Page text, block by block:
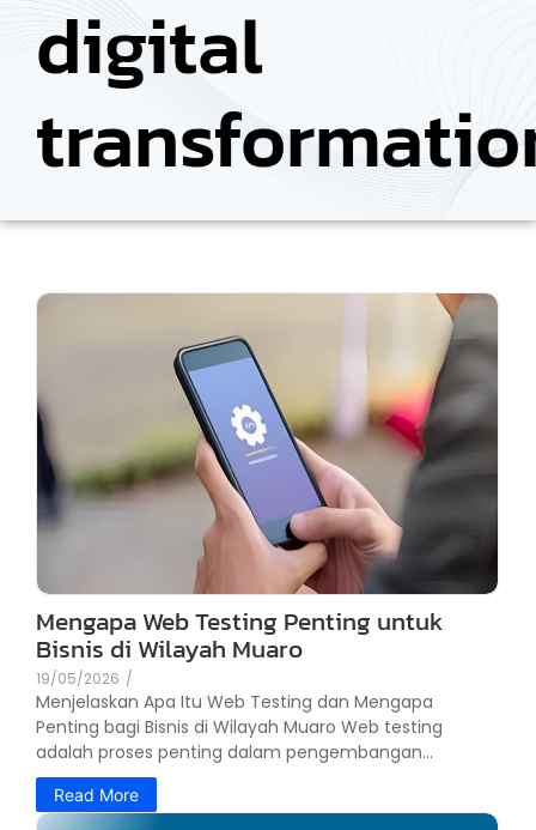
digital
Mengapa Web Testing Penting untuk
Bisnis di Wilayah Muaro
19/05/2026 /
Menjelaskan Apa Itu Web Testing dan Mengapa
Penting bagi Bisnis di Wilayah Muaro Web testing
adalah proses penting dalam pengembangan...
Read More